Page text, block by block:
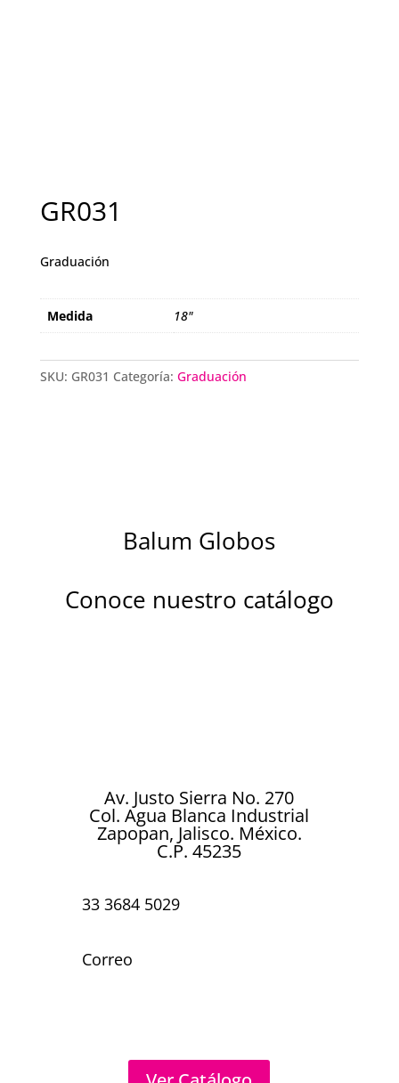
GR031
Graduación
Medida 18"
SKU: GR031 Categoría: Graduación
Balum Globos
Conoce nuestro catálogo
Av. Justo Sierra No. 270
Col. Agua Blanca Industrial
Zapopan, Jalisco. México.
C.P. 45235
33 3684 5029
Correo